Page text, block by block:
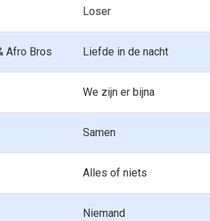
Loser
Afro Bros Liefde in de nacht
We zijn er bijna
Samen
Alles of niets
Niemand